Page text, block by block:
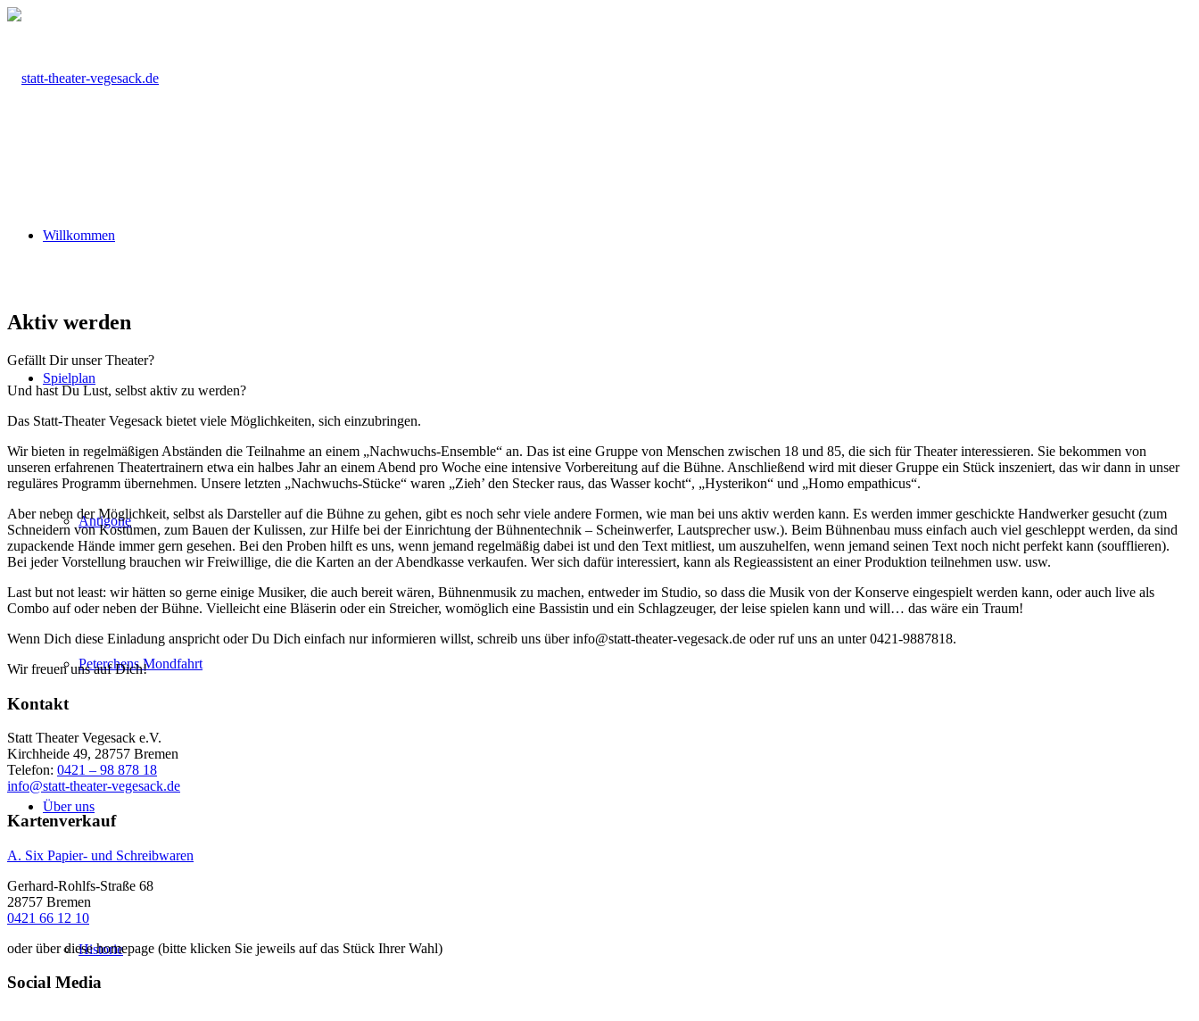
Willkommen
Spielplan
Antigone
Peterchens Mondfahrt
Über uns
Historie
Aktiv werden
Gefällt Dir unser Theater?
Und hast Du Lust, selbst aktiv zu werden?
Das Statt-Theater Vegesack bietet viele Möglichkeiten, sich einzubringen.
Wir bieten in regelmäßigen Abständen die Teilnahme an einem „Nachwuchs-Ensemble“ an. Das ist eine Gruppe von Menschen zwischen 18 und 85, die sich für Theater interessieren. Sie bekommen von
unseren erfahrenen Theatertrainern etwa ein halbes Jahr an einem Abend pro Woche eine intensive Vorbereitung auf die Bühne. Anschließend wird mit dieser Gruppe ein Stück inszeniert, das wir dann in unser
reguläres Programm übernehmen. Unsere letzten „Nachwuchs-Stücke“ waren „Zieh’ den Stecker raus, das Wasser kocht“, „Hysterikon“ und „Homo empathicus“.
Aber neben der Möglichkeit, selbst als Darsteller auf die Bühne zu gehen, gibt es noch sehr viele andere Formen, wie man bei uns aktiv werden kann. Es werden immer geschickte Handwerker gesucht (zum
Schneidern von Kostümen, zum Bauen der Kulissen, zur Hilfe bei der Einrichtung der Bühnentechnik – Scheinwerfer, Lautsprecher usw.). Beim Bühnenbau muss einfach auch viel geschleppt werden, da sind
zupackende Hände immer gern gesehen. Bei den Proben hilft es uns, wenn jemand regelmäßig dabei ist und den Text mitliest, um auszuhelfen, wenn jemand seinen Text noch nicht perfekt kann (soufflieren).
Bei jeder Vorstellung brauchen wir Freiwillige, die die Karten an der Abendkasse verkaufen. Wer sich dafür interessiert, kann als Regieassistent an einer Produktion teilnehmen usw. usw.
Last but not least: wir hätten so gerne einige Musiker, die auch bereit wären, Bühnenmusik zu machen, entweder im Studio, so dass die Musik von der Konserve eingespielt werden kann, oder auch live als
Combo auf oder neben der Bühne. Vielleicht eine Bläserin oder ein Streicher, womöglich eine Bassistin und ein Schlagzeuger, der leise spielen kann und will… das wäre ein Traum!
Wenn Dich diese Einladung anspricht oder Du Dich einfach nur informieren willst, schreib uns über info@statt-theater-vegesack.de oder ruf uns an unter 0421-9887818.
Wir freuen uns auf Dich!
Kontakt
Statt Theater Vegesack e.V.
Kirchheide 49, 28757 Bremen
Telefon: 0421 – 98 878 18
info@statt-theater-vegesack.de
Kartenverkauf
A. Six Papier- und Schreibwaren
Gerhard-Rohlfs-Straße 68
28757 Bremen
0421 66 12 10
oder über diese homepage (bitte klicken Sie jeweils auf das Stück Ihrer Wahl)
Social Media